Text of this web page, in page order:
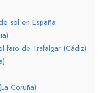
sol en España
faro de Trafalgar (Cádiz)
Coruña)